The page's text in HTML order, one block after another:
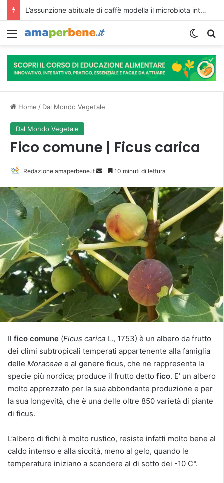
Pericolosità delle spugne da cucina, possibile ricettacolo di germi
Menu
Home / Dal Mondo Vegetale
Dal Mondo Vegetale
Fico comune | Ficus carica
Redazione amaperbene.it
v
i
a
u
n
'
e
a
l
10 minuti di lettura
Il fico comune (Ficus carica L., 1753) è un albero da frutto
dei climi subtropicali temperati appartenente alla famiglia
delle Moraceae e al genere ficus, che ne rappresenta la
specie più nordica; produce il frutto detto fico. E’ un albero
molto apprezzato per la sua abbondante produzione e per
la sua longevità, che è una delle oltre 850 varietà di piante
di ficus.
L’albero di fichi è molto rustico, resiste infatti molto bene al
caldo intenso e alla siccità, meno al gelo, quando le
temperature iniziano a scendere al di sotto dei -10 C°.